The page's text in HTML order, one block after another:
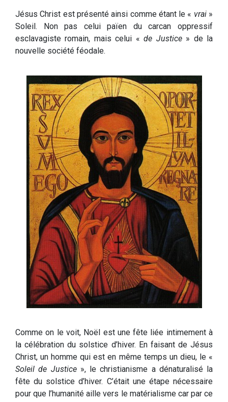
Jésus Christ est présenté ainsi comme étant le « vrai»
Soleil. Non pas celui païen du carcan oppressif
esclavagiste romain, mais celui «de Justice» de la
nouvelle société féodale.
Comme on le voit, Noël est une fête liée intimement à
la célébration du solstice d’hiver. En faisant de Jésus
Christ, un homme qui est en même temps un dieu, le «
Soleil de Justice», le christianisme a dénaturalisé la
fête du solstice d’hiver. C’était une étape nécessaire
pour que l’humanité aille vers le matérialisme car par ce